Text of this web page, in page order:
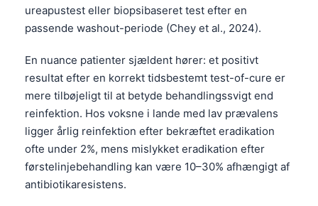
ureapustest eller biopsibaseret test efter en
passende washout-periode (Chey et al., 2024).
En nuance patienter sjældent hører: et positivt
resultat efter en korrekt tidsbestemt test-of-cure er
mere tilbøjeligt til at betyde behandlingssvigt end
reinfektion. Hos voksne i lande med lav prævalens
ligger årlig reinfektion efter bekræftet eradikation
ofte under 2%, mens mislykket eradikation efter
førstelinjebehandling kan være 10–30% afhængigt af
antibiotikaresistens.